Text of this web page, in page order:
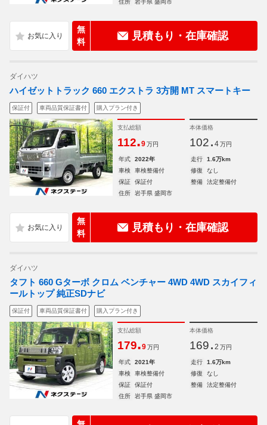
住所
岩手県 盛岡市
無
料
見積もり・在庫確認
ダイハツ
ハイゼットトラック 660 エクストラ 3方開 MT スマートキー
保証付 車両品質保証書付 購入プラン付き
支払総額
112.9 万円
本体価格
102. 4 万円
年式 2022年 走行
1.6万km
車検
車検整備付 修復
なし
保証
保証付 整備
法定整備付
住所
岩手県 盛岡市
無
料
見積もり・在庫確認
ダイハツ
タフト 660 Gターボ クロム ベンチャー 4WD 4WD スカイフィ
ールトップ 純正SDナビ
保証付 車両品質保証書付 購入プラン付き
支払総額
179.9 万円
本体価格
169. 2 万円
年式 2021年 走行
1.6万km
車検
車検整備付 修復
なし
保証
保証付 整備
法定整備付
住所
岩手県 盛岡市